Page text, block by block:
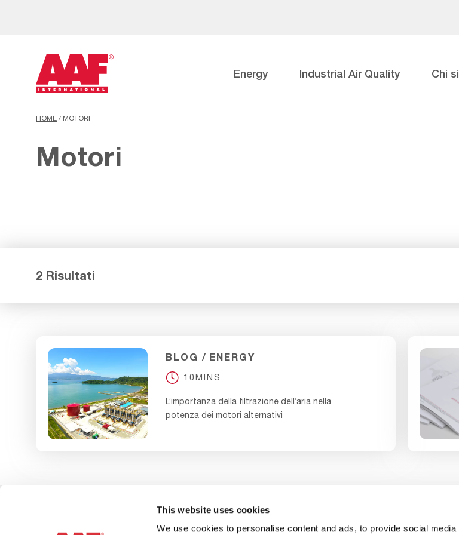
This website uses cookies
We use cookies to personalise content and ads, to provide social
Energy Industrial Air Quality Chi
HOME / MOTORI
Motori
2 Risultati
BLOG ENERGY
10MINS
L’importanza della filtrazione dell’aria nella
potenza dei motori alternativi
Contatti Chi siamo